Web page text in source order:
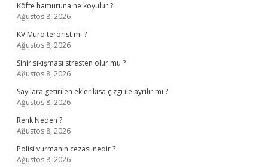
Köfte hamuruna ne koyulur ?
Ağustos 8, 2026
KV Muro terörist mi ?
Ağustos 8, 2026
Sinir sıkışması stresten olur mu ?
Ağustos 8, 2026
Sayılara getirilen ekler kısa çizgi ile ayrılır mı ?
Ağustos 8, 2026
Renk Neden ?
Ağustos 8, 2026
Polisi vurmanın cezası nedir ?
Ağustos 8, 2026